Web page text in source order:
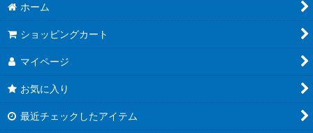
ホーム
ショッピングカート
マイページ
お気に入り
最近チェックしたアイテム